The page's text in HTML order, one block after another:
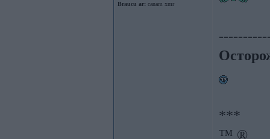
Braucu ar: canam xmr
***
™ ®